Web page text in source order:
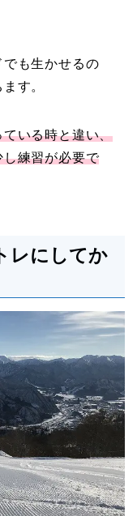
も生かせるの
す。
いる時と違い、
練習が必要で
レにしてか